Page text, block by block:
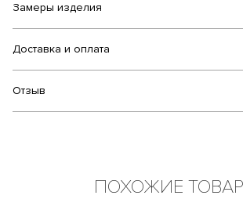
Замеры изделия
Доставка и оплата
Отзыв
ПОХОЖИЕ